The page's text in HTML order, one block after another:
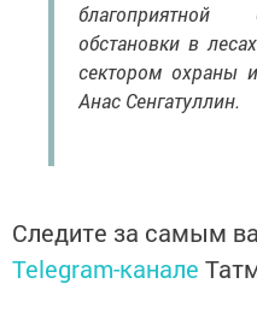
благоприятной
обстановки в
сектором охраны
Анас Сенгатуллин.
Следите за самым
Telegram-канале